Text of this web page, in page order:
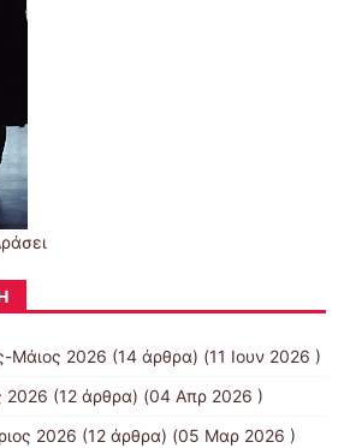
Μάιος 2026 (14 άρθρα) (11 Ιουν 2026 )
2026 (12 άρθρα) (04 Απρ 2026 )
2026 (12 άρθρα) (05 Μαρ 2026 )